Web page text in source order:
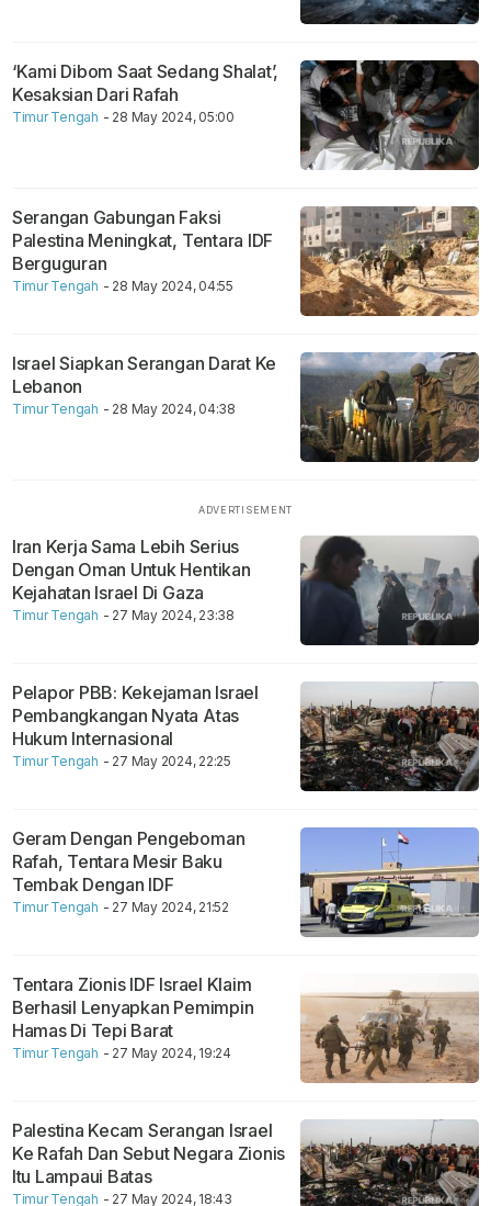
‘Kami Dibom Saat Sedang Shalat’,
Kesaksian Dari Rafah
Timur Tengah - 28 May 2024, 05:00
Serangan Gabungan Faksi
Palestina Meningkat, Tentara IDF
Berguguran
Timur Tengah - 28 May 2024, 04:55
Israel Siapkan Serangan Darat Ke
Lebanon
Timur Tengah - 28 May 2024, 04:38
Iran Kerja Sama Lebih Serius
Dengan Oman Untuk Hentikan
Kejahatan Israel Di Gaza
Timur Tengah - 27 May 2024, 23:38
Pelapor PBB: Kekejaman Israel
Pembangkangan Nyata Atas
Hukum Internasional
Timur Tengah - 27 May 2024, 22:25
Geram Dengan Pengeboman
Rafah, Tentara Mesir Baku
Tembak Dengan IDF
Timur Tengah - 27 May 2024, 21:52
Tentara Zionis IDF Israel Klaim
Berhasil Lenyapkan Pemimpin
Hamas Di Tepi Barat
Timur Tengah - 27 May 2024, 19:24
Palestina Kecam Serangan Israel
Ke Rafah Dan Sebut Negara Zionis
Itu Lampaui Batas
Timur Tengah - 27 May 2024, 18:43